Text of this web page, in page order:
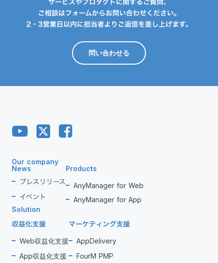
ご相談はフォームからお問い合わせください。
2・3営業日以内に担当者よりご返信を差し上げます。
問い合わせる
Our company
News
プレスリリース
イベント
Products
AnyManager for Web
AnyManager for App
Solution
収益化支援
Web収益化支援
App収益化支援
マーケティング支援
AppDelivery
FourM PMP